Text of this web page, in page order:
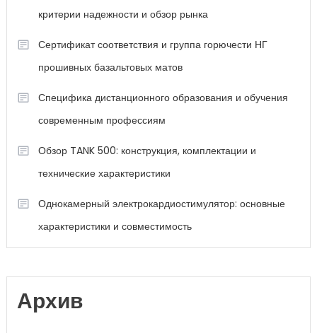
критерии надежности и обзор рынка
Сертификат соответствия и группа горючести НГ
прошивных базальтовых матов
Специфика дистанционного образования и обучения
современным профессиям
Обзор TANK 500: конструкция, комплектации и
технические характеристики
Однокамерный электрокардиостимулятор: основные
характеристики и совместимость
Архив